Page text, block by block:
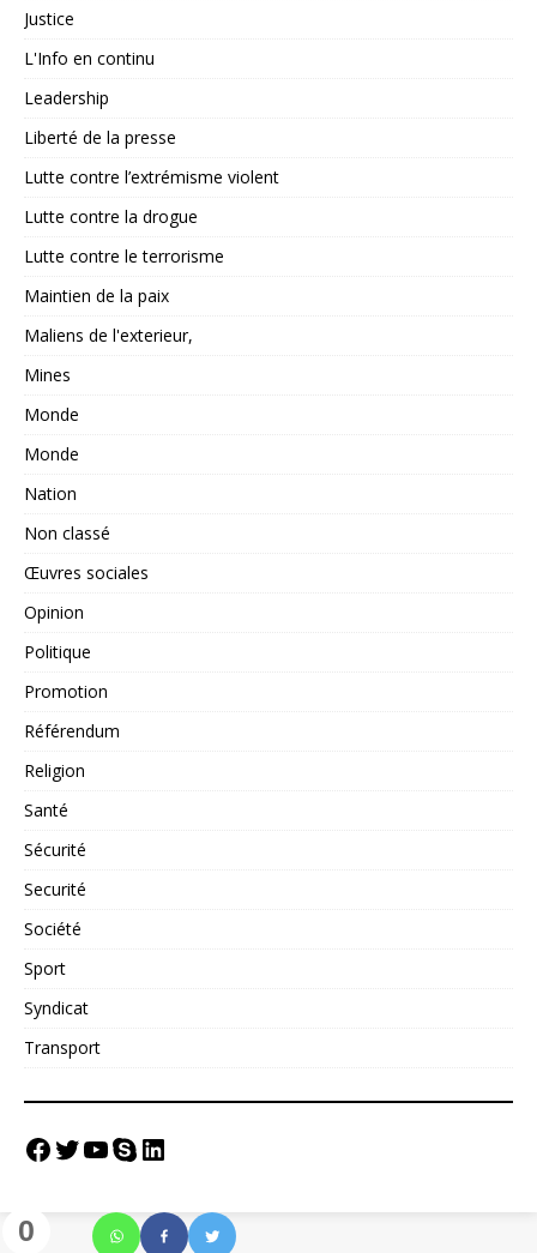
0
Justice
L'Info en continu
Leadership
Liberté de la presse
Lutte contre l’extrémisme violent
Lutte contre la drogue
Lutte contre le terrorisme
Maintien de la paix
Maliens de l'exterieur,
Mines
Monde
Monde
Nation
Non classé
Œuvres sociales
Opinion
Politique
Promotion
Référendum
Religion
Santé
Sécurité
Securité
Société
Sport
Syndicat
Transport